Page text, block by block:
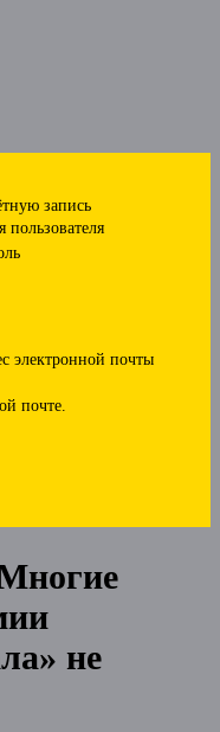
запись
электронной почты
почте.
не